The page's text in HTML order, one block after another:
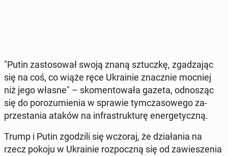
"Putin za­sto­so­wał swoją znaną sztucz­kę, zga­dza­jąc
się na coś, co wiąże ręce Ukra­inie znacz­nie mocniej
niż jego własne" – sko­men­to­wa­ła gazeta, od­no­sząc
się do po­ro­zu­mie­nia w sprawie tym­cza­so­we­go za­
prze­sta­nia ataków na in­fra­struk­tu­rę ener­ge­tycz­ną.
Trump i Putin zgo­dzi­li się wczoraj, że dzia­ła­nia na
rzecz pokoju w Ukra­inie roz­pocz­ną się od za­wie­sze­nia